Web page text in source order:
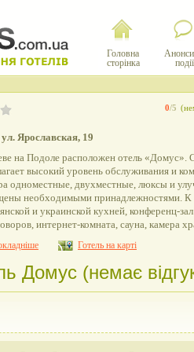
Головна
сторінка
події
0/5
ул. Ярославская, 19
на Подоле расположен отель «Домус».
высокий уровень обслуживания и
одноместные, двухместные, люксы и
необходимыми принадлежностями. К
и украинской кухней, конференц-
интернет-комната, сауна, камера
Готель на карті
Домус (немає